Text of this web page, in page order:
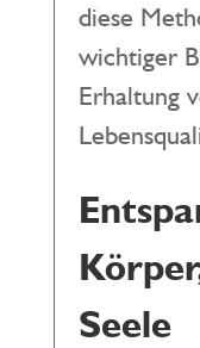
diese
wichtiger
Erhaltung
Seele